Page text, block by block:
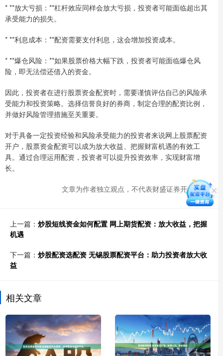
* **放大亏损：**杠杆效应同样会放大亏损，投资者可能面临超出其
承受能力的损失。
* **利息成本：**配资需要支付利息，这会增加投资成本。
* **爆仓风险：**如果股票价格大幅下跌，投资者可能面临爆仓风
险，即无法偿还借入的资金。
因此，投资者在进行股票资金配资时，需要谨慎评估自己的风险承
受能力和投资策略。选择信誉良好的券商，制定合理的配资比例，
并做好风险管理措施至关重要。
对于具备一定投资经验和风险承受能力的投资者来说网上股票配资
开户，股票资金配资可以成为放大收益、把握财富机遇的有效工
具。通过合理运用配资，投资者可以提升投资效率，实现财富增
长。
文章为作者独立观点，不代表财盛证券开户观点
上一篇： 炒股短线资金如何配置 网上期货配资：放大收益，把握
机遇
下一篇： 炒股配资选配资 无锡股票配资平台：助力投资者放大收
益
相关文章